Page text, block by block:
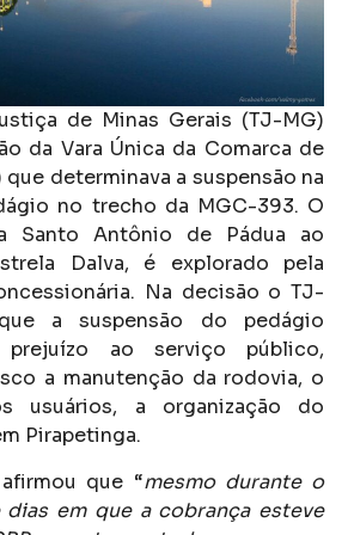
de Minas Gerais (TJ-MG)
da Vara Única da Comarca de
determinava a suspensão na
no trecho da MGC-393. O
Santo Antônio de Pádua ao
Dalva, é explorado pela
Na decisão o TJ-
a suspensão do pedágio
prejuízo ao serviço público,
a manutenção da rodovia, o
usuários, a organização do
Pirapetinga.
que “mesmo durante o
em que a cobrança esteve